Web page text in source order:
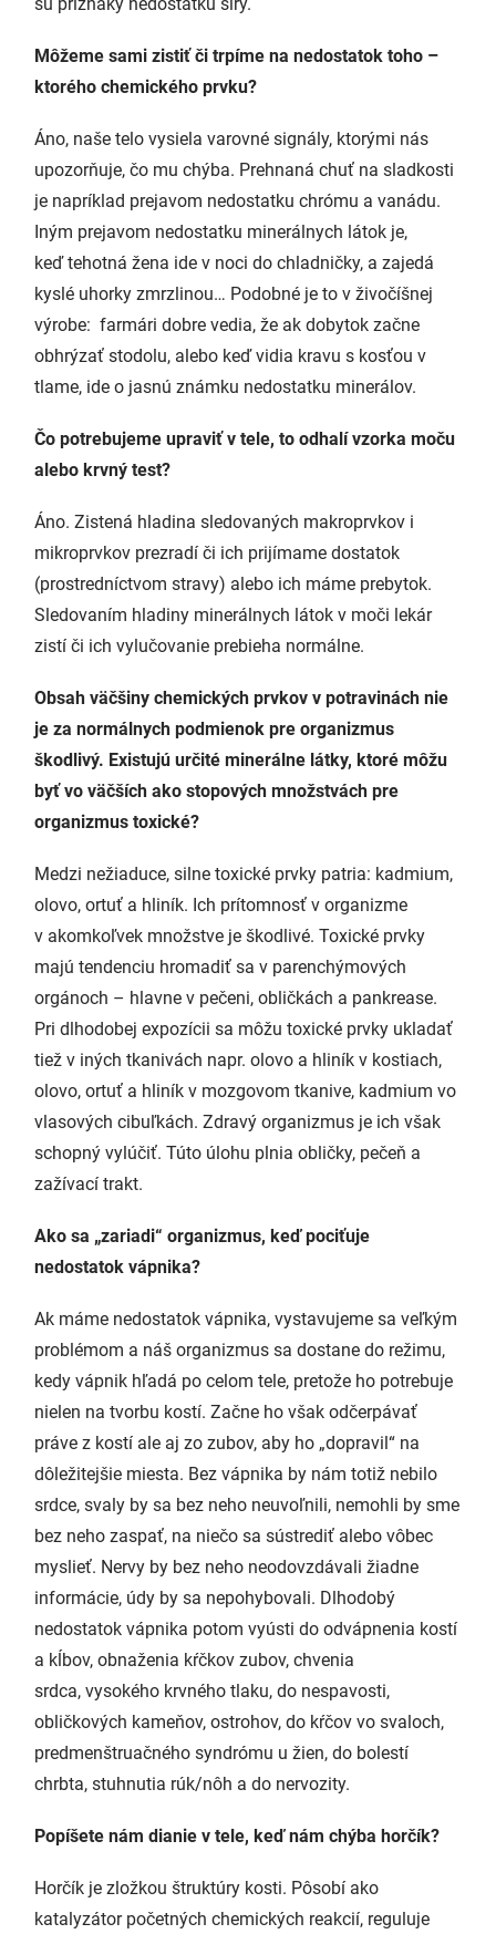
Môžeme sami zistiť či trpíme na nedostatok toho –
ktorého chemického prvku?
Áno, naše telo vysiela varovné signály, ktorými nás
upozorňuje, čo mu chýba. Prehnaná chuť na sladkosti
je napríklad prejavom nedostatku chrómu a vanádu.
Iným prejavom nedostatku minerálnych látok je,
keď tehotná žena ide v noci do chladničky, a zajedá
kyslé uhorky zmrzlinou… Podobné je to v živočíšnej
výrobe: farmári dobre vedia, že ak dobytok začne
obhrýzať stodolu, alebo keď vidia kravu s kosťou v
tlame, ide o jasnú známku nedostatku minerálov.
Čo potrebujeme upraviť v tele, to odhalí vzorka moču
alebo krvný test?
Áno. Zistená hladina sledovaných makroprvkov i
mikroprvkov prezradí či ich prijímame dostatok
(prostredníctvom stravy) alebo ich máme prebytok.
Sledovaním hladiny minerálnych látok v moči lekár
zistí či ich vylučovanie prebieha normálne.
Obsah väčšiny chemických prvkov v potravinách nie
je za normálnych podmienok pre organizmus
škodlivý. Existujú určité minerálne látky, ktoré môžu
byť vo väčších ako stopových množstvách pre
organizmus toxické?
Medzi nežiaduce, silne toxické prvky patria: kadmium,
olovo, ortuť a hliník. Ich prítomnosť v organizme
v akomkoľvek množstve je škodlivé. Toxické prvky
majú tendenciu hromadiť sa v parenchýmových
orgánoch – hlavne v pečeni, obličkách a pankrease.
Pri dlhodobej expozícii sa môžu toxické prvky ukladať
tiež v iných tkanivách napr. olovo a hliník v kostiach,
olovo, ortuť a hliník v mozgovom tkanive, kadmium vo
vlasových cibuľkách. Zdravý organizmus je ich však
schopný vylúčiť. Túto úlohu plnia obličky, pečeň a
zažívací trakt.
Ako sa „zariadi“ organizmus, keď pociťuje
nedostatok vápnika?
Ak máme nedostatok vápnika, vystavujeme sa veľkým
problémom a náš organizmus sa dostane do režimu,
kedy vápnik hľadá po celom tele, pretože ho potrebuje
nielen na tvorbu kostí. Začne ho však odčerpávať
práve z kostí ale aj zo zubov, aby ho „dopravil“ na
dôležitejšie miesta. Bez vápnika by nám totiž nebilo
srdce, svaly by sa bez neho neuvoľnili, nemohli by sme
bez neho zaspať, na niečo sa sústrediť alebo vôbec
myslieť. Nervy by bez neho neodovzdávali žiadne
informácie, údy by sa nepohybovali. Dlhodobý
nedostatok vápnika potom vyústi do odvápnenia kostí
a kĺbov, obnaženia kŕčkov zubov, chvenia
srdca, vysokého krvného tlaku, do nespavosti,
obličkových kameňov, ostrohov, do kŕčov vo svaloch,
predmenštruačného syndrómu u žien, do bolestí
chrbta, stuhnutia rúk/nôh a do nervozity.
Popíšete nám dianie v tele, keď nám chýba horčík?
Horčík je zložkou štruktúry kosti. Pôsobí ako
katalyzátor početných chemických reakcií, reguluje